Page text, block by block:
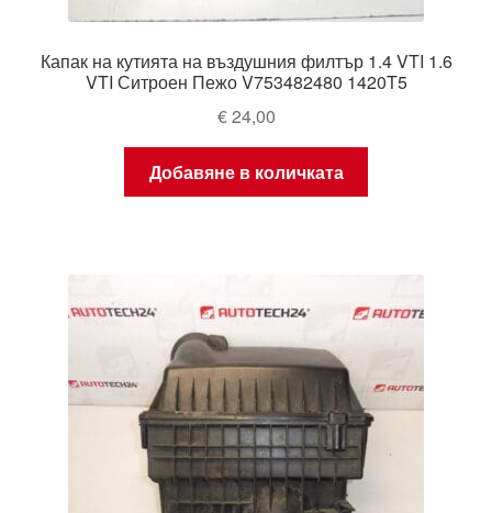
Капак на кутията на въздушния филтър 1.4 VTI 1.6
VTI Ситроен Пежо V753482480 1420T5
€24,00
Добавяне в количката